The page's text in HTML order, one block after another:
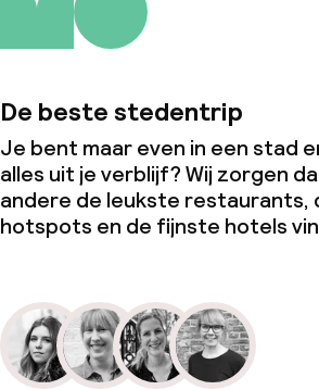
De beste stedentrip
Je bent maar even in een stad
alles uit je verblijf? Wij zorgen
andere de leukste restaurants,
hotspots en de fijnste hotels